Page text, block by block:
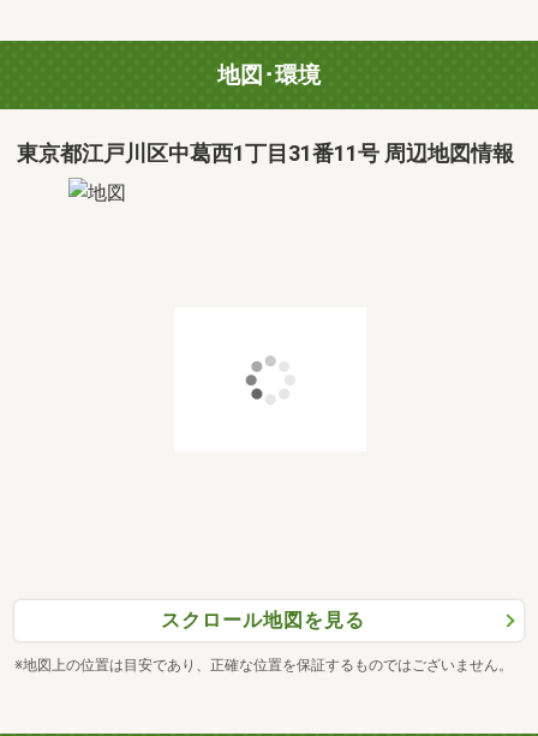
地図･環境
東京都江戸川区中葛西1丁目31番11号 周辺地図情報
スクロール地図を見る
※地図上の位置は目安であり、正確な位置を保証するものではございません。